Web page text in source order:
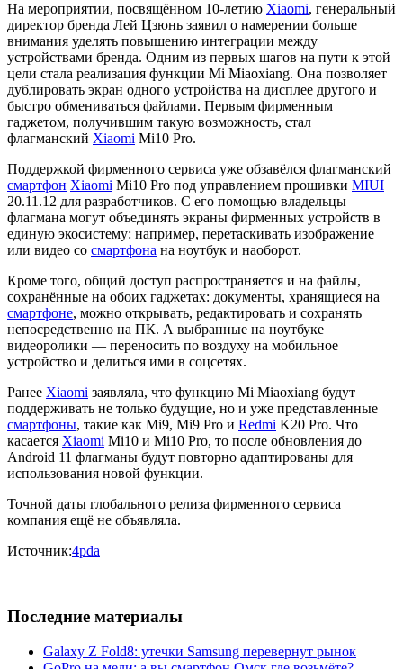
На мероприятии, посвящённом 10-летию Xiaomi, генеральный
директор бренда Лей Цзюнь заявил о намерении больше
внимания уделять повышению интеграции между
устройствами бренда. Одним из первых шагов на пути к этой
цели стала реализация функции Mi Miaoxiang. Она позволяет
дублировать экран одного устройства на дисплее другого и
быстро обмениваться файлами. Первым фирменным
гаджетом, получившим такую возможность, стал
флагманский Xiaomi Mi10 Pro.
Поддержкой фирменного сервиса уже обзавёлся флагманский
смартфон Xiaomi Mi10 Pro под управлением прошивки MIUI
20.11.12 для разработчиков. С его помощью владельцы
флагмана могут объединять экраны фирменных устройств в
единую экосистему: например, перетаскивать изображение
или видео со смартфона на ноутбук и наоборот.
Кроме того, общий доступ распространяется и на файлы,
сохранённые на обоих гаджетах: документы, хранящиеся на
смартфоне, можно открывать, редактировать и сохранять
непосредственно на ПК. А выбранные на ноутбуке
видеоролики — переносить по воздуху на мобильное
устройство и делиться ими в соцсетях.
Ранее Xiaomi заявляла, что функцию Mi Miaoxiang будут
поддерживать не только будущие, но и уже представленные
смартфоны, такие как Mi9, Mi9 Pro и Redmi K20 Pro. Что
касается Xiaomi Mi10 и Mi10 Pro, то после обновления до
Android 11 флагманы будут повторно адаптированы для
использования новой функции.
Точной даты глобального релиза фирменного сервиса
компания ещё не объявляла.
Источник:4pda
Последние материалы
Galaxy Z Fold8: утечки Samsung перевернут рынок